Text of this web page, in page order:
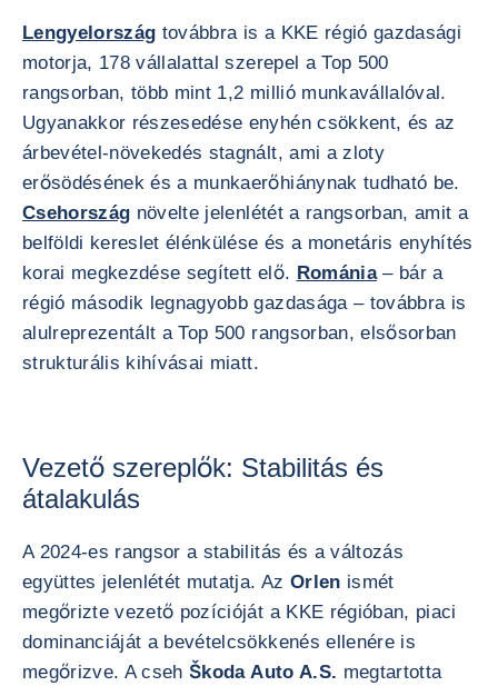
Lengyelország továbbra is a KKE régió gazdasági
motorja, 178 vállalattal szerepel a Top 500
rangsorban, több mint 1,2 millió munkavállalóval.
Ugyanakkor részesedése enyhén csökkent, és az
árbevétel-növekedés stagnált, ami a zloty
erősödésének és a munkaerőhiánynak tudható be.
Csehország növelte jelenlétét a rangsorban, amit a
belföldi kereslet élénkülése és a monetáris enyhítés
korai megkezdése segített elő. Románia– bár a
régió második legnagyobb gazdasága – továbbra is
alulreprezentált a Top 500 rangsorban, elsősorban
strukturális kihívásai miatt.
Vezető szereplők: Stabilitás és
átalakulás
A 2024-es rangsor a stabilitás és a változás
együttes jelenlétét mutatja. Az Orlen ismét
megőrizte vezető pozícióját a KKE régióban, piaci
dominanciáját a bevételcsökkenés ellenére is
megőrizve. A csehŠkoda Auto A.S. megtartotta